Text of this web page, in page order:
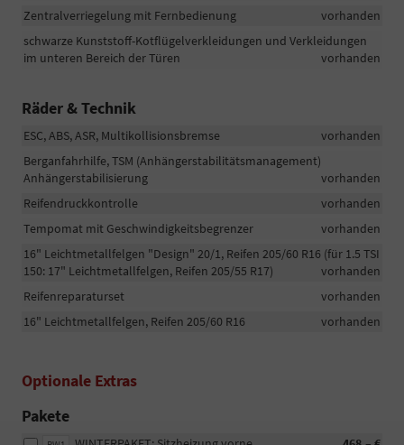
Zentralverriegelung mit Fernbedienung
vorhanden
schwarze Kunststoff-Kotflügelverkleidungen und Verkleidungen
im unteren Bereich der Türen
vorhanden
Räder & Technik
ESC, ABS, ASR, Multikollisionsbremse
vorhanden
Berganfahrhilfe, TSM (Anhängerstabilitätsmanagement)
Anhängerstabilisierung
vorhanden
Reifendruckkontrolle
vorhanden
Tempomat mit Geschwindigkeitsbegrenzer
vorhanden
16" Leichtmetallfelgen "Design" 20/1, Reifen 205/60 R16 (für 1.5 TSI
150: 17" Leichtmetallfelgen, Reifen 205/55 R17)
vorhanden
Reifenreparaturset
vorhanden
16" Leichtmetallfelgen, Reifen 205/60 R16
vorhanden
Optionale Extras
Pakete